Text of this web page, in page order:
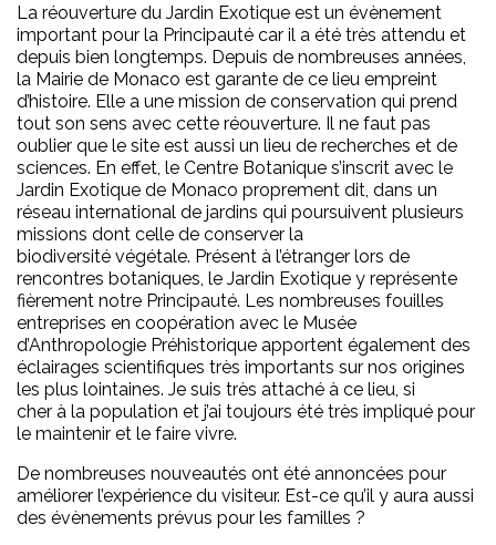
La réouverture du Jardin Exotique est un évènement
important pour la Principauté car il a été très attendu et
depuis bien longtemps. Depuis de nombreuses années,
la Mairie de Monaco est garante de ce lieu empreint
d’histoire. Elle a une mission de conservation qui prend
tout son sens avec cette réouverture. Il ne faut pas
oublier que le site est aussi un lieu de recherches et de
sciences. En effet, le Centre Botanique s’inscrit avec le
Jardin Exotique de Monaco proprement dit, dans un
réseau international de jardins qui poursuivent plusieurs
missions dont celle de conserver la
biodiversité végétale. Présent à l’étranger lors de
rencontres botaniques, le Jardin Exotique y représente
fièrement notre Principauté. Les nombreuses fouilles
entreprises en coopération avec le Musée
d’Anthropologie Préhistorique apportent également des
éclairages scientifiques très importants sur nos origines
les plus lointaines. Je suis très attaché à ce lieu, si
cher à la population et j’ai toujours été très impliqué pour
le maintenir et le faire vivre.
De nombreuses nouveautés ont été annoncées pour
améliorer l’expérience du visiteur. Est-ce qu’il y aura aussi
des évènements prévus pour les familles ?